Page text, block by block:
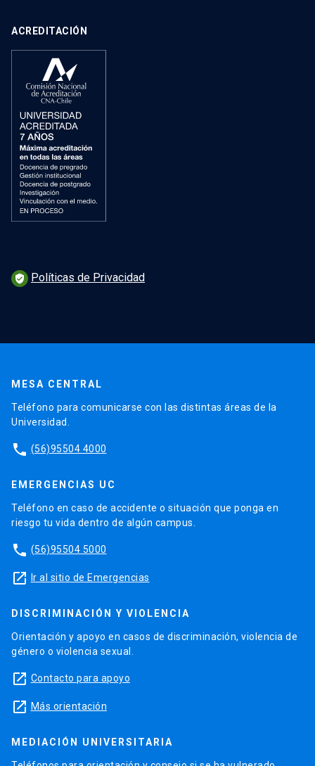
ACREDITACIÓN
verified_user Políticas de Privacidad
MESA CENTRAL
Teléfono para comunicarse con las distintas áreas de la
Universidad.
phone (56)95504 4000
EMERGENCIAS UC
Teléfono en caso de accidente o situación que ponga en
riesgo tu vida dentro de algún campus.
phone (56)95504 5000
launch Ir al sitio de Emergencias
DISCRIMINACIÓN Y VIOLENCIA
Orientación y apoyo en casos de discriminación, violencia de
género o violencia sexual.
launch Contacto para apoyo
launch Más orientación
MEDIACIÓN UNIVERSITARIA